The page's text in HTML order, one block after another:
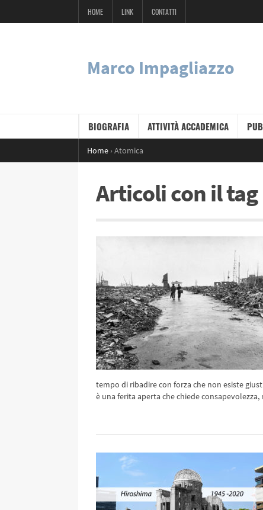
HOME LINK CONTATTI
Marco Impagliazzo
BIOGRAFIA ATTIVITÀ ACCADEMICA
Home › Atomica
Articoli con il
tempo di ribadire con forza che non esiste
è una ferita aperta che chiede